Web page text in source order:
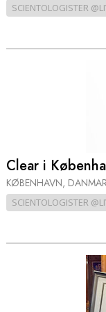
SCIENTOLOGISTER
Clear i
KØBENHAVN,
SCIENTOLOGISTER